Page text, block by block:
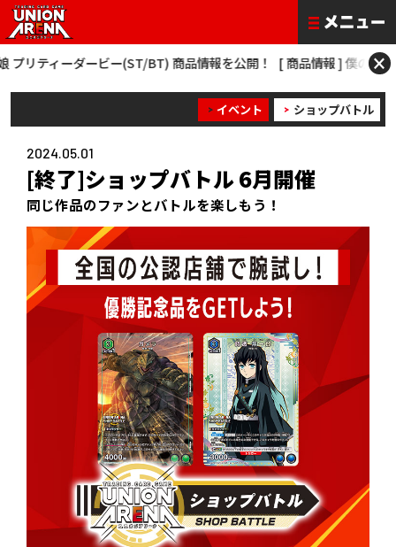
ダービー(ST/BT) 商品情報を公開！ [ 商品情報 ] 僕のヒーローアカデ
×
イベント ショップバトル
2024.05.01
[終了]ショップバトル 6月開催
同じ作品のファンとバトルを楽しもう！